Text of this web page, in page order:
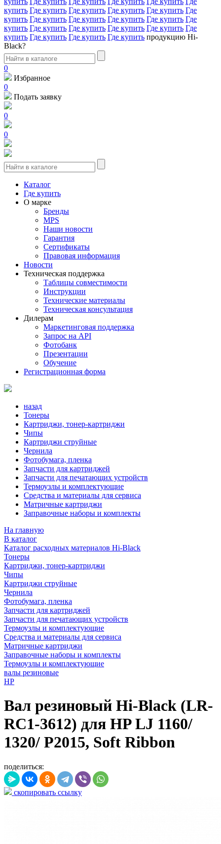
купить Где купить Где купить Где купить Где купить Где
купить Где купить Где купить Где купить Где купить Где
купить Где купить Где купить Где купить Где купить Где
купить Где купить Где купить Где купить продукцию Hi-
Black?
0
Избранное
0
Подать заявку
0
0
Каталог
Где купить
О марке
Бренды
MPS
Наши новости
Гарантия
Сертификаты
Правовая информация
Новости
Техническая поддержка
Таблицы совместимости
Инструкции
Технические материалы
Техническая консультация
Дилерам
Маркетинговая поддержка
Запрос на API
Фотобанк
Презентации
Обучение
Регистрационная форма
назад
Тонеры
Картриджи, тонер-картриджи
Чипы
Картриджи струйные
Чернила
Фотобумага, пленка
Запчасти для картриджей
Запчасти для печатающих устройств
Термоузлы и комплектующие
Средства и материалы для сервиса
Матричные картриджи
Заправочные наборы и комплекты
На главную
В каталог
Каталог расходных материалов Hi-Black
Тонеры
Картриджи, тонер-картриджи
Чипы
Картриджи струйные
Чернила
Фотобумага, пленка
Запчасти для картриджей
Запчасти для печатающих устройств
Термоузлы и комплектующие
Средства и материалы для сервиса
Матричные картриджи
Заправочные наборы и комплекты
Термоузлы и комплектующие
валы резиновые
HP
Вал резиновый Hi-Black (LR-
RC1-3612) для HP LJ 1160/
1320/ P2015, Soft Ribbon
поделиться:
скопировать ссылку